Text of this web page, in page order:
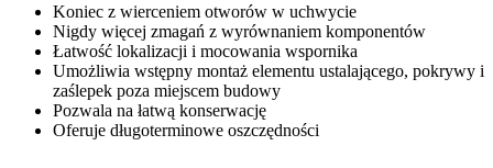
Koniec z wierceniem otworów w uchwycie
Nigdy więcej zmagań z wyrównaniem komponentów
Łatwość lokalizacji i mocowania wspornika
Umożliwia wstępny montaż elementu ustalającego, pokrywy i
zaślepek poza miejscem budowy
Pozwala na łatwą konserwację
Oferuje długoterminowe oszczędności